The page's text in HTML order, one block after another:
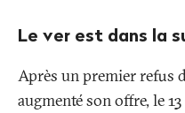
Le ver est dans la
Après un premier refus
augmenté son offre, le